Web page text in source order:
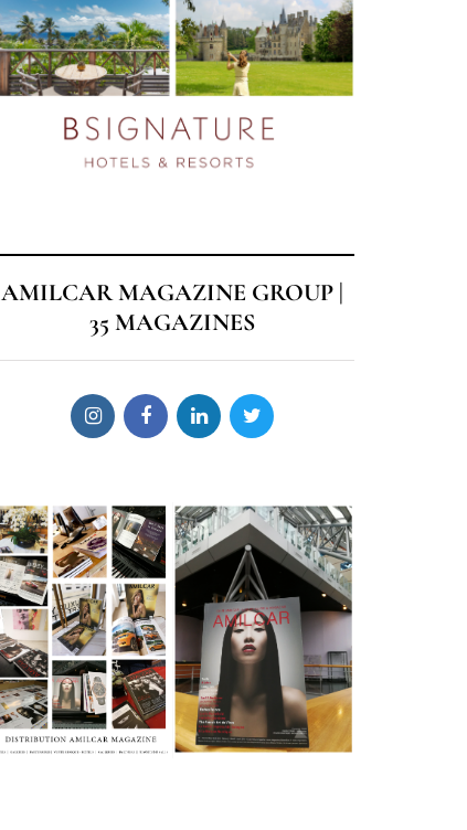
AMILCAR MAGAZINE GROUP |
35 MAGAZINES